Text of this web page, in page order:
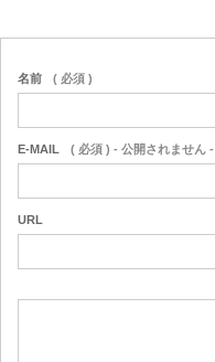
名前 ( 必須 )
E-MAIL ( 必須 ) - 公開されません -
URL